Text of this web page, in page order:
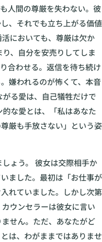
人間の尊厳を失わない。彼
、それでも立ち上がる価値
においても、尊厳は欠か
、自分を安売りしてしま
合わせる。返信を待ち続け
嫌われるのが怖くて、本音
る愛は、自己犠牲だけで
な愛とは、「私はあなた
厳も手放さない」という姿
ょう。 彼女は交際相手か
ました。最初は「お仕事が
れていました。しかし次第
ウンセラーは彼女に言い
せん。ただ、あなたがど
は、わがままではありませ